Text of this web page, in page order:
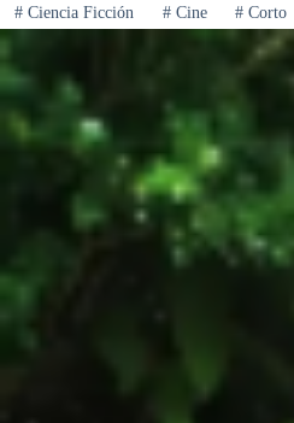
#Ciencia Ficción #Cine # Corto